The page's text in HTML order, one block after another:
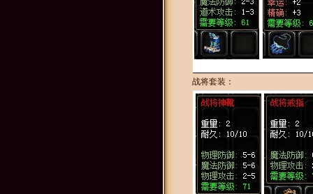
战将套装：